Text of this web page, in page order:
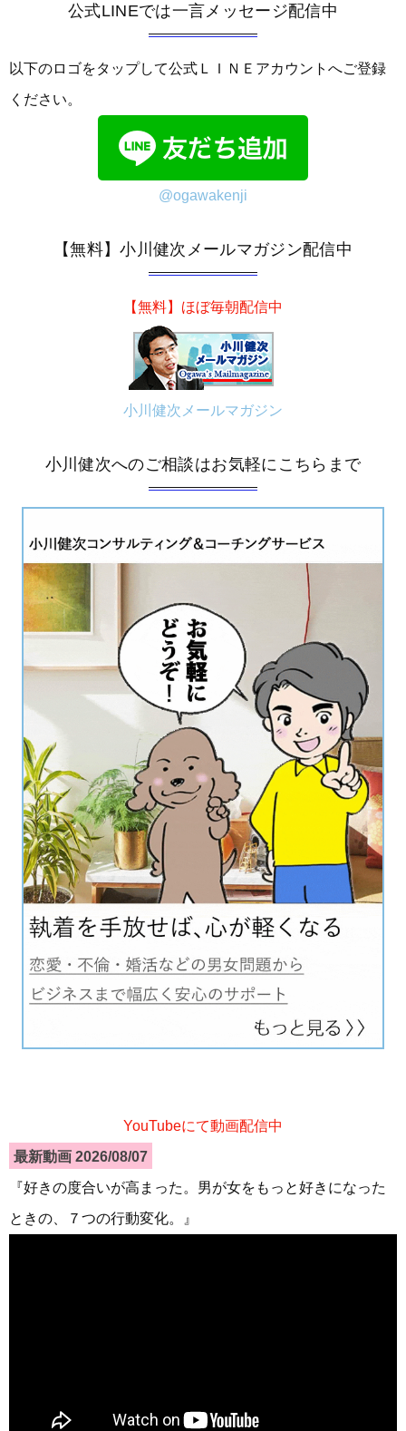
公式LINEでは一言メッセージ配信中
以下のロゴをタップして公式ＬＩＮＥアカウントへご登録
ください。
@ogawakenji
【無料】小川健次メールマガジン配信中
【無料】ほぼ毎朝配信中
小川健次メールマガジン
小川健次へのご相談はお気軽にこちらまで
YouTubeにて動画配信中
最新動画 2026/08/07
『好きの度合いが高まった。男が女をもっと好きになった
ときの、７つの行動変化。』